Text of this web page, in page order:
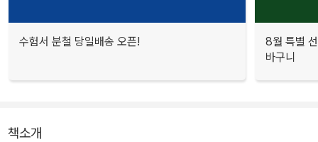
수험서 분철 당일배송 오픈!
8월 특별
바구니
책소개